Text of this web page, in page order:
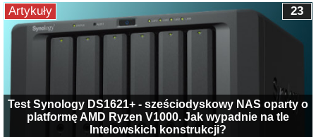
Test Synology DS1621+ - sześciodyskowy NAS oparty o
platformę AMD Ryzen V1000. Jak wypadnie na tle
Intelowskich konstrukcji?
23
Artykuły